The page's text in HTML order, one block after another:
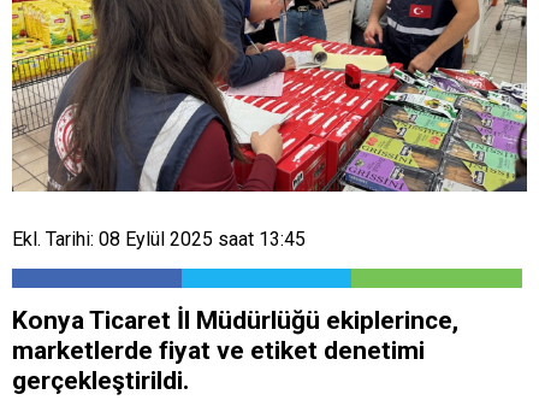
Ekl. Tarihi: 08 Eylül 2025 saat 13:45
Konya Ticaret İl Müdürlüğü ekiplerince,
marketlerde fiyat ve etiket denetimi
gerçekleştirildi.